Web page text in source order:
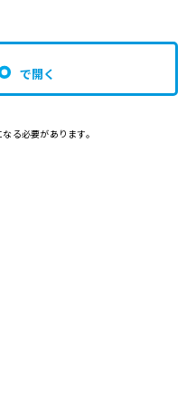
で開く
る必要があります。